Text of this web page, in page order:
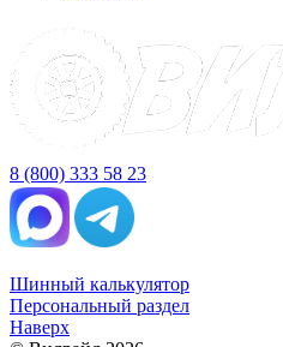
8 (800) 333 58 23
Шинный калькулятор
Персональный раздел
Наверх